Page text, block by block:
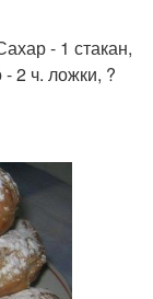
- 1 стакан,
2 ч. ложки, ?